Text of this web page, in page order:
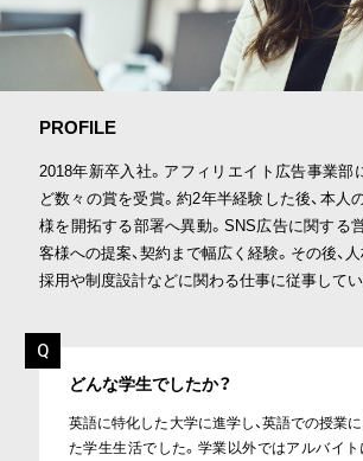
PROFILE
2018年新卒入社。アフィリエイト広告事業部
ど数々の賞を受賞。約2年半経験した後、本人
様を開拓する部署へ異動。SNS広告に関する
客様への提案、契約まで幅広く経験。その後、
採用や制度設計などに関わる仕事に従事してい
どんな学生でしたか？
英語に特化した大学に進学し、英語での授業
た学生生活でした。学業以外ではアルバイ